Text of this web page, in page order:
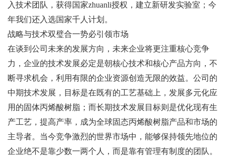
入技术团队，获得国家zhuanli授权，建立新研发实验室；今
年我们还入选国家千人计划。
战略与技术双璧合一势必引领市场
在谈到公司未来的发展方向，未来企业将更注重核心竞争
力，企业的技术发展必定是朝核心技术和核心产品方向，不
断寻求机会，利用有限的企业资源创造无限的效益。公司的
中期技术发展，目标是在既有的工艺基础上，发展多元化应
用的固体丙烯酸树脂；而长期技术发展目标则是优化现有生
产工艺，提高产率，成为全球固态丙烯酸树脂产品和市场的
主导者。当今竞争激烈的世界市场中，能够保持领先地位的
企业绝不是靠少数一两个人，而是靠有管理有制度的团队。